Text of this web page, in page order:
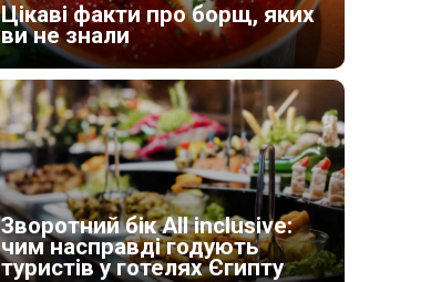
Цікаві факти про борщ, яких
ви не знали
Зворотний бік All inclusive:
чим насправді годують
туристів у готелях Єгипту